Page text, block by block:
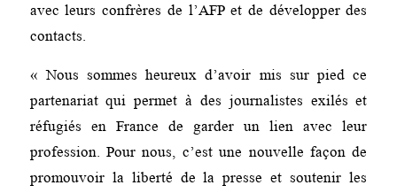
avec leurs confrères de l’AFP et de développer des
contacts.
« Nous sommes heureux d’avoir mis sur pied ce
partenariat qui permet à des journalistes exilés et
réfugiés en France de garder un lien avec leur
profession. Pour nous, c’est une nouvelle façon de
promouvoir la liberté de la presse et soutenir les